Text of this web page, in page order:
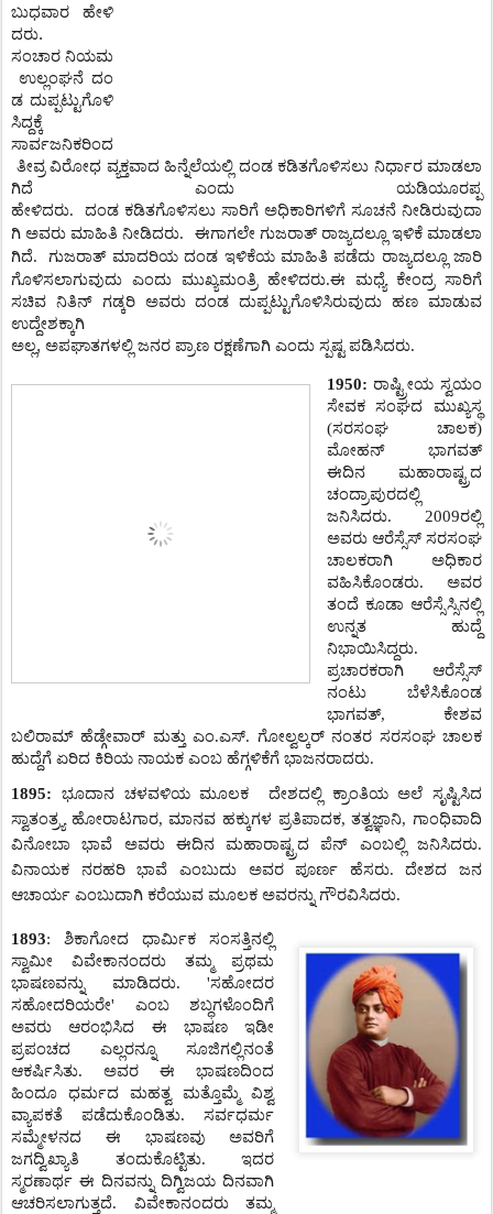
ಬುಧವಾರ
ಹೇಳಿ
ದರು.
ಸಂಚಾರ ನಿಯಮ
ಉಲ್ಲಂಘನೆ ದಂ
ಡ ದುಪ್ಪಟ್ಟುಗೊಳಿ
ಸಿದ್ದಕ್ಕೆ
ಸಾರ್ವಜನಿಕರಿಂದ
ತೀವ್ರ ವಿರೋಧ ವ್ಯಕ್ತವಾದ ಹಿನ್ನೆಲೆಯಲ್ಲಿ ದಂಡ ಕಡಿತಗೊಳಿಸಲು ನಿರ್ಧಾರ ಮಾಡಲಾ
ಗಿದೆ
ಎಂದು
ಯಡಿಯೂರಪ್ಪ
ಹೇಳಿದರು. ದಂಡ ಕಡಿತಗೊಳಿಸಲು ಸಾರಿಗೆ ಅಧಿಕಾರಿಗಳಿಗೆ ಸೂಚನೆ ನೀಡಿರುವುದಾ
ಗಿ ಅವರು ಮಾಹಿತಿ ನೀಡಿದರು. ಈಗಾಗಲೇ ಗುಜರಾತ್ ರಾಜ್ಯದಲ್ಲೂ ಇಳಿಕೆ ಮಾಡಲಾ
ಗಿದೆ. ಗುಜರಾತ್ ಮಾದರಿಯ ದಂಡ ಇಳಿಕೆಯ ಮಾಹಿತಿ ಪಡೆದು ರಾಜ್ಯದಲ್ಲೂ ಜಾರಿ
ಗೊಳಿಸಲಾಗುವುದು ಎಂದು ಮುಖ್ಯಮಂತ್ರಿ ಹೇಳಿದರು.ಈ ಮಧ್ಯೆ ಕೇಂದ್ರ ಸಾರಿಗೆ
ಸಚಿವ ನಿತಿನ್ ಗಡ್ಕರಿ ಅವರು ದಂಡ ದುಪ್ಪಟ್ಟುಗೊಳಿಸಿರುವುದು ಹಣ ಮಾಡುವ
ಉದ್ದೇಶಕ್ಕಾಗಿ
ಅಲ್ಲ, ಅಪಘಾತಗಳಲ್ಲಿ ಜನರ ಪ್ರಾಣ ರಕ್ಷಣೆಗಾಗಿ ಎಂದು ಸ್ಪಷ್ಟ ಪಡಿಸಿದರು.‌
1950: ರಾಷ್ಟ್ರೀಯ ಸ್ವಯಂ
ಸೇವಕ ಸಂಘದ ಮುಖ್ಯಸ್ಥ
(ಸರಸಂಘ ಚಾಲಕ)
ಮೋಹನ್‌ ಭಾಗವತ್‌
ಈದಿನ ಮಹಾರಾಷ್ಟ್ರದ
ಚಂದ್ರಾಪುರದಲ್ಲಿ
ಜನಿಸಿದರು. 2009ರಲ್ಲಿ
ಅವರು ಆರೆಸ್ಸೆಸ್‌ ಸರಸಂಘ
ಚಾಲಕರಾಗಿ ಅಧಿಕಾರ
ವಹಿಸಿಕೊಂಡರು. ಅವರ
ತಂದೆ ಕೂಡಾ ಆರೆಸ್ಸೆಸ್ಸಿನಲ್ಲಿ
ಉನ್ನತ ಹುದ್ದೆ
ನಿಭಾಯಿಸಿದ್ದರು.
ಪ್ರಚಾರಕರಾಗಿ ಆರೆಸ್ಸೆಸ್‌
ನಂಟು ಬೆಳೆಸಿಕೊಂಡ
ಭಾಗವತ್‌, ಕೇಶವ
ಬಲಿರಾಮ್‌ ಹೆಡ್ಗೇವಾರ್‌ ಮತ್ತು ಎಂ.ಎಸ್.‌ ಗೋಲ್ವಲ್ಕರ್‌ ನಂತರ ಸರಸಂಘ ಚಾಲಕ
ಹುದ್ದೆಗೆ ಏರಿದ ಕಿರಿಯ ನಾಯಕ ಎಂಬ ಹೆಗ್ಗಳಿಕೆಗೆ ಭಾಜನರಾದರು.
1895: ಭೂದಾನ ಚಳವಳಿಯ ಮೂಲಕ ದೇಶದಲ್ಲಿ ಕ್ರಾಂತಿಯ ಅಲೆ ಸೃಷ್ಟಿಸಿದ
ಸ್ವಾತಂತ್ರ್ಯ ಹೋರಾಟಗಾರ, ಮಾನವ ಹಕ್ಕುಗಳ ಪ್ರತಿಪಾದಕ, ತತ್ವಜ್ಞಾನಿ, ಗಾಂಧಿವಾದಿ
ವಿನೋಬಾ ಭಾವೆ ಅವರು ಈದಿನ ಮಹಾರಾಷ್ಟ್ರದ ಪೆನ್‌ ಎಂಬಲ್ಲಿ ಜನಿಸಿದರು.
ವಿನಾಯಕ ನರಹರಿ ಭಾವೆ ಎಂಬುದು ಅವರ ಪೂರ್ಣ ಹೆಸರು. ದೇಶದ ಜನ
ಆಚಾರ್ಯ ಎಂಬುದಾಗಿ ಕರೆಯುವ ಮೂಲಕ ಅವರನ್ನು ಗೌರವಿಸಿದರು.
1893:ಶಿಕಾಗೋದ ಧಾರ್ಮಿಕ ಸಂಸತ್ತಿನಲ್ಲಿ
ಸ್ವಾಮೀ ವಿವೇಕಾನಂದರು ತಮ್ಮ ಪ್ರಥಮ
ಭಾಷಣವನ್ನು ಮಾಡಿದರು.'ಸಹೋದರ
ಸಹೋದರಿಯರೇ' ಎಂಬ ಶಬ್ಧಗಳೊಂದಿಗೆ
ಅವರು ಆರಂಭಿಸಿದ ಈ ಭಾಷಣ ಇಡೀ
ಪ್ರಪಂಚದ ಎಲ್ಲರನ್ನೂ ಸೂಜಿಗಲ್ಲಿನಂತೆ
ಆಕರ್ಷಿಸಿತು. ಅವರ ಈ ಭಾಷಣದಿಂದ
ಹಿಂದೂ ಧರ್ಮದ ಮಹತ್ವ ಮತ್ತೊಮ್ಮೆ ವಿಶ್ವ
ವ್ಯಾಪಕತೆ ಪಡೆದುಕೊಂಡಿತು.ಸರ್ವಧರ್ಮ
ಸಮ್ಮೇಳನದ ಈ ಭಾಷಣವು ಅವರಿಗೆ
ಜಗದ್ವಿಖ್ಯಾತಿ ತಂದುಕೊಟ್ಟಿತು. ಇದರ
ಸ್ಮರಣಾರ್ಥ ಈ ದಿನವನ್ನು ದಿಗ್ವಿಜಯ ದಿನವಾಗಿ
ಆಚರಿಸಲಾಗುತ್ತದೆ. ವಿವೇಕಾನಂದರು ತಮ್ಮ